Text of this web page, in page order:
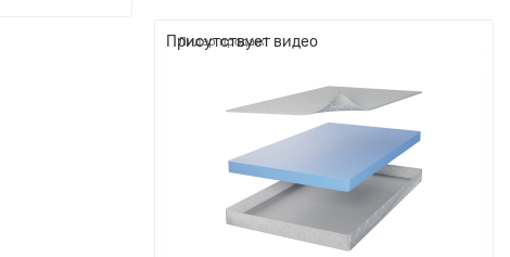
Присутствует видео
Лидер продаж!